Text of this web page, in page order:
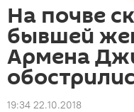
На почве
бывшей
Армена
19:34 22.10.2018